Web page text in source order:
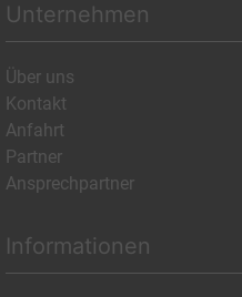
Unternehmen
Über uns
Kontakt
Anfahrt
Partner
Ansprechpartner
Informationen